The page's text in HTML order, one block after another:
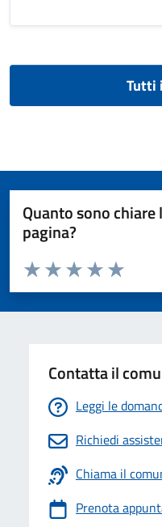
Tutti
Quanto sono
pagina?
Valuta da 1 a 5 stelle la pagina
Valuta 5
Valuta 4
Valuta 3 stelle su
Valuta 2 stelle su 5
Valuta 1 stelle su 5
Contatta il
Leggi le
Richiedi
Chiama il
Prenota